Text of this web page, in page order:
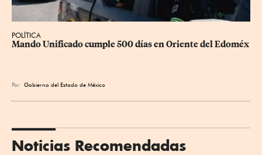
POLÍTICA
Mando Unificado cumple 500 días en Oriente del Edoméx
Por Gobierno del Estado de México
Noticias Recomendadas